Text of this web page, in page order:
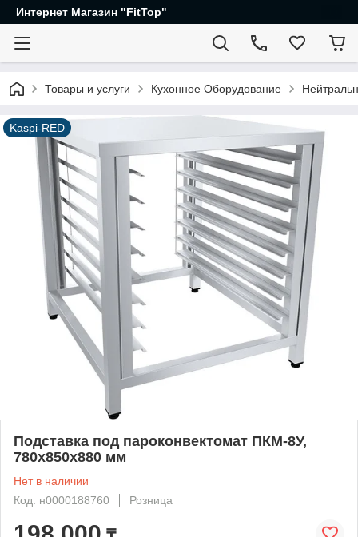
Интернет Магазин "FitTop"
Товары и услуги Кухонное Оборудование
Kaspi-RED
Подставка под пароконвектомат ПКМ-8У,
780х850х880 мм
Нет в наличии
Код: н0000188760
Розница